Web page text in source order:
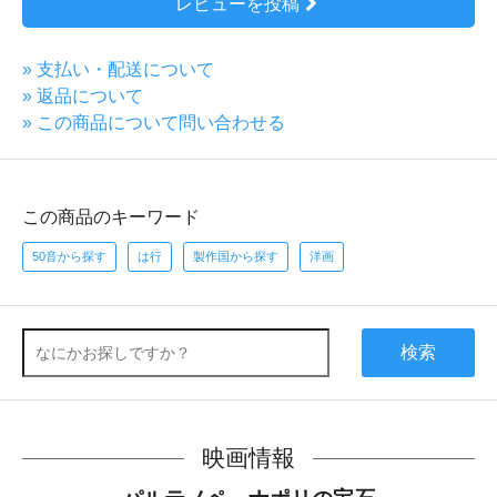
レビューを投稿
» 支払い・配送について
» 返品について
» この商品について問い合わせる
この商品のキーワード
50音から探す は行 製作国から探す 洋画
検索
映画情報